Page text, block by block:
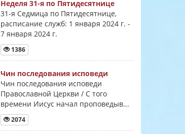
Неделя 31-я по Пятидесятнице
31-я Седмица по Пятидесятнице,
расписание служб: 1 января 2024 г. -
7 января 2024 г.
1386
Чин последования исповеди
Чин последования исповеди
Православной Церкви / С того
времени Иисус начал проповедыв...
2074